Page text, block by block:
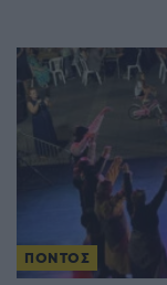
ΠΟΝΤΟΣ